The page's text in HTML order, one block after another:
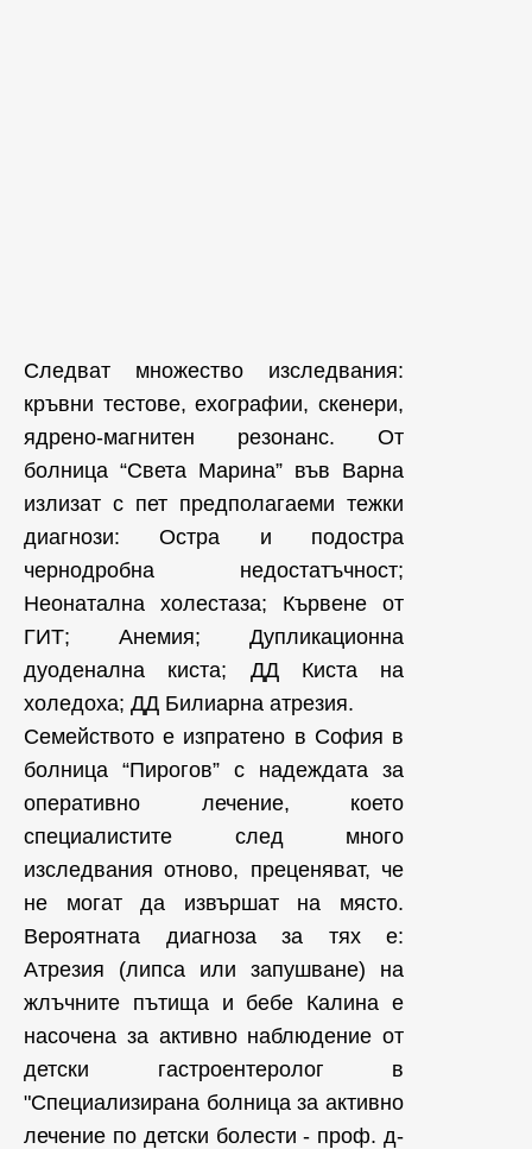
Следват множество изследвания:
кръвни тестове, ехографии, скенери,
ядрено-магнитен резонанс. От
болница “Света Марина” във Варна
излизат с пет предполагаеми тежки
диагнози: Остра и подостра
чернодробна недостатъчност;
Неонатална холестаза; Кървене от
ГИТ; Анемия; Дупликационна
дуоденална киста; ДД Киста на
холедоха; ДД Билиарна атрезия.
Семейството е изпратено в София в
болница “Пирогов” с надеждата за
оперативно лечение, което
специалистите след много
изследвания отново, преценяват, че
не могат да извършат на място.
Вероятната диагноза за тях е:
Атрезия (липса или запушване) на
жлъчните пътища и бебе Калина е
насочена за активно наблюдение от
детски гастроентеролог в
"Специализирана болница за активно
лечение по детски болести - проф. д-